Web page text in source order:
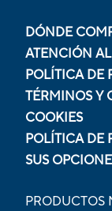
DÓNDE
ATENCIÓN
POLÍTICA DE
TÉRMINOS Y
COOKIES
POLÍTICA DE
SUS
PRODUCTOS